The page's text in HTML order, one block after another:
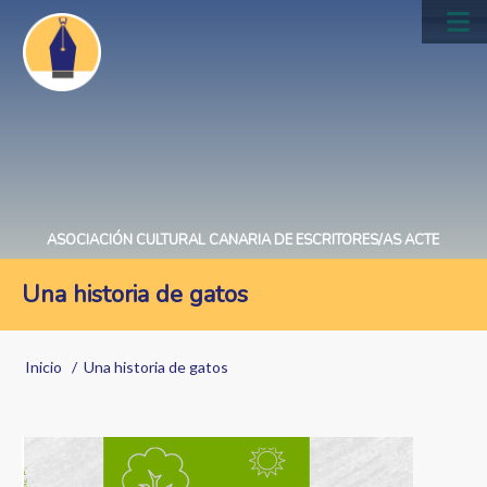
Pasar
contenido
principal
ASOCIACIÓN CULTURAL CANARIA DE ESCRITORES/AS ACTE
Una historia de gatos
Sobrescribir
de
Inicio Una historia de gatos